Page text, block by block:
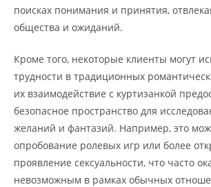
поисках понимания и принятия,
общества и ожиданий.
Кроме того, некоторые клиенты могут
трудности в традиционных
их взаимодействие с куртизанкой
безопасное пространство для
желаний и фантазий. Например, это
опробование ролевых игр или более
проявление сексуальности, что часто
невозможным в рамках обычных